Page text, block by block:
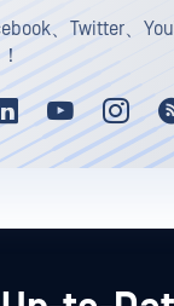
、Twitter、